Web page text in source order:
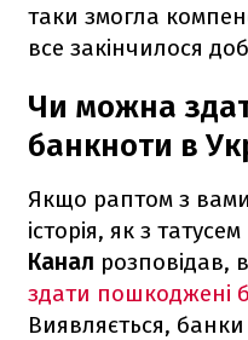
таки змогла
все закінчилося
Чи можна
банкноти в
Якщо раптом з
історія, як з
Канал розповідав,
здати пошкоджені
Виявляється,